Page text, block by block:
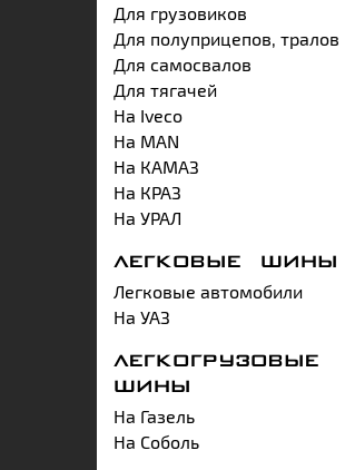
Для грузовиков
Для полуприцепов, тралов
Для самосвалов
Для тягачей
На Iveco
На MAN
На КАМАЗ
На КРАЗ
На УРАЛ
ЛЕГКОВЫЕ ШИНЫ
Легковые автомобили
На УАЗ
ЛЕГКОГРУЗОВЫЕ
ШИНЫ
На Газель
На Соболь